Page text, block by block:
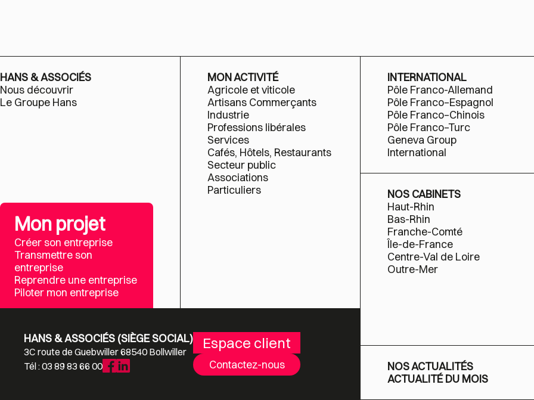
HANS & ASSOCIÉS
Nous découvrir
Le Groupe Hans
Mon projet
Créer son entreprise
Transmettre son
entreprise
Reprendre une entreprise
Piloter mon entreprise
MON ACTIVITÉ
Agricole et viticole
Artisans Commerçants
Industrie
Professions libérales
Services
Cafés, Hôtels, Restaurants
Secteur public
Associations
Particuliers
HANS & ASSOCIÉS (SIÈGE SOCIAL)
3C route de Guebwiller 68540 Bollwiller
Tél : 03 89 83 66 00
Espace client
Contactez-nous
INTERNATIONAL
Pôle Franco-Allemand
Pôle Franco–Espagnol
Pôle Franco–Chinois
Pôle Franco–Turc
Geneva Group
International
NOS CABINETS
Haut-Rhin
Bas-Rhin
Franche-Comté
Île-de-France
Centre-Val de Loire
Outre-Mer
NOS ACTUALITÉS
ACTUALITÉ DU MOIS